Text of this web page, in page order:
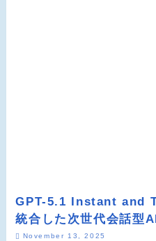
GPT-5.1 Instant and
統合した次世代会話型
November 13, 2025